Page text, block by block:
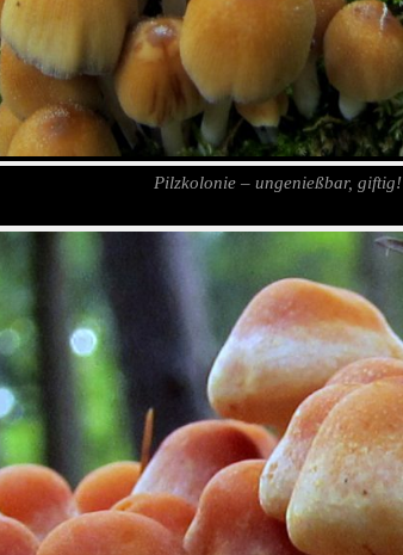
Pilzkolonie – ungenießbar, giftig!